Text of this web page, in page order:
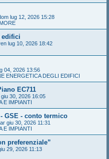
lug 12, 2026 15:28
edifici
lug 10, 2026 18:42
04, 2026 13:56
ENERGETICA DEGLI EDIFICI
EC711
30, 2026 16:05
E IMPIANTI
GSE - conto termico
giu 30, 2026 11:31
E IMPIANTI
preferenziale”
29, 2026 11:13